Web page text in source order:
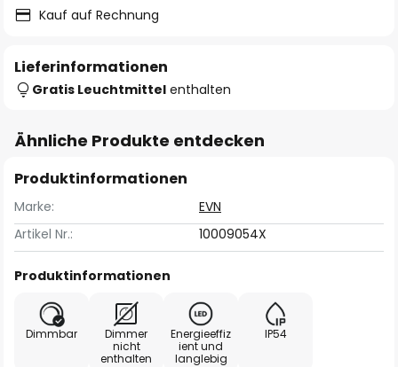
Kauf auf Rechnung
Lieferinformationen
Gratis Leuchtmittel enthalten
Ähnliche Produkte entdecken
Produktinformationen
Marke:
EVN
Artikel Nr.:
10009054X
Produktinformationen
Dimmbar
Dimmer
nicht
enthalten
Energieeffiz
ient und
langlebig
IP54